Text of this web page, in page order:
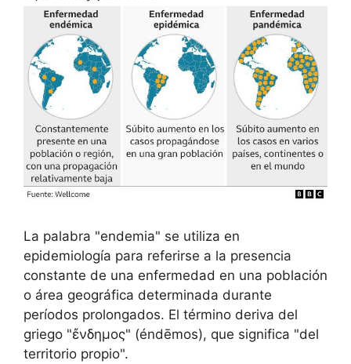
La palabra "endemia" se utiliza en
epidemiología para referirse a la presencia
constante de una enfermedad en una población
o área geográfica determinada durante
períodos prolongados. El término deriva del
griego "ἔνδημος" (éndēmos), que significa "del
territorio propio".